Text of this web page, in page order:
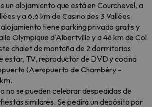
un alojamiento que está en Courchevel, a
y a 6,6 km de Casino des 3 Vallées
alojamiento tiene parking privado gratis y
Olympique d'Albertville y a 46 km de Col
chalet de montaña de 2 dormitorios
estar, TV, reproductor de DVD y cocina
(Aeropuerto de Chambéry -
no se pueden celebrar despedidas de
similares. Se pedirá un depósito por